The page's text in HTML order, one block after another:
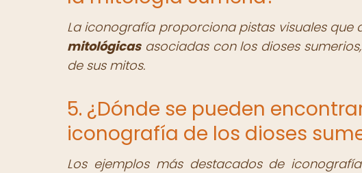
La iconografía proporciona pistas visuales
mitológicasasociadas con los dioses
de sus mitos.
5. ¿Dónde se pueden
iconografía de los dioses
Los ejemplos más destacados de